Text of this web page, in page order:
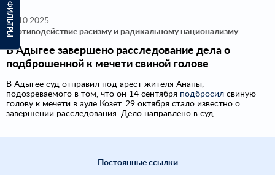
ФИЛЬТРЫ
30.10.2025
Противодействие расизму и радикальному национализму
В Адыгее завершено расследование дела о
подброшенной к мечети свиной голове
В Адыгее суд отправил под арест жителя Анапы,
подозреваемого в том, что он 14 сентября подбросил свиную
голову к мечети в ауле Козет. 29 октября стало известно о
завершении расследования. Дело направлено в суд.
Постоянные ссылки